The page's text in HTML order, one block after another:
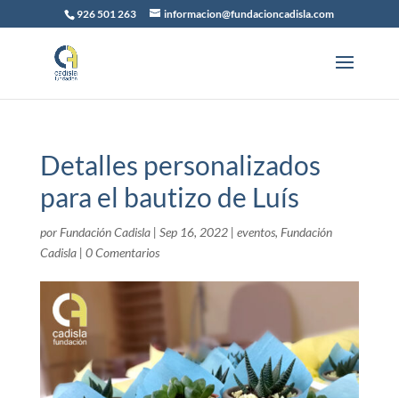
926 501 263 informacion@fundacioncadisla.com
Detalles personalizados
para el bautizo de Luís
por Fundación Cadisla| Sep 16, 2022| eventos, Fundación
Cadisla| 0 Comentarios